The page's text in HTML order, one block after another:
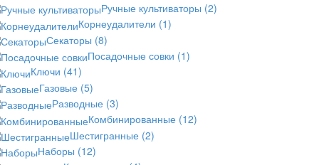
Ручные культиваторы (2)
Корнеудалители (1)
Секаторы (8)
Посадочные совки (1)
Ключи (41)
Газовые (5)
Разводные (3)
Комбинированные (12)
Шестигранные (2)
Наборы (12)